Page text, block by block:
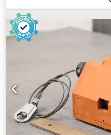
Teherbírás (darabonként):
értékesítés: komplett -Önsúly: